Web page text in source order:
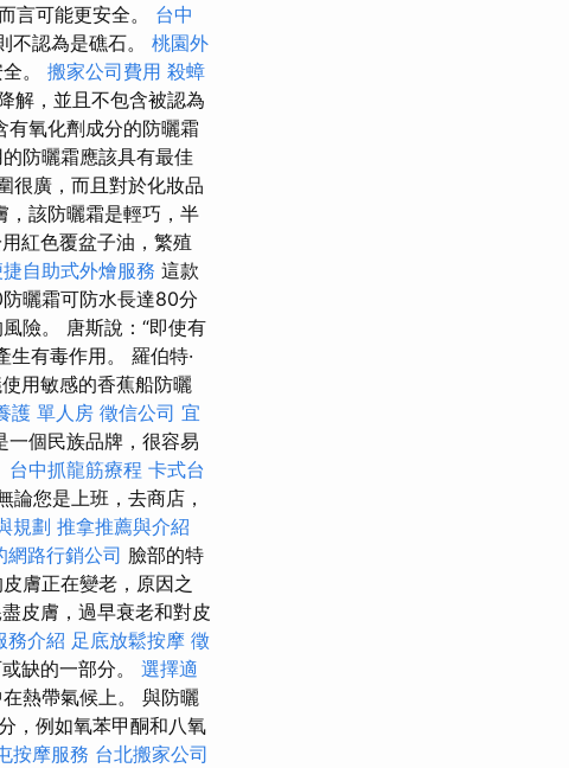
言可能更安全。 台中
不認為是礁石。 桃園外
。 搬家公司費用 殺蟑
解，並且不包含被認為
有氧化劑成分的防曬霜
防曬霜應該具有最佳
很廣，而且對於化妝品
，該防曬霜是輕巧，半
紅色覆盆子油，繁殖
自助式外燴服務 這款
曬霜可防水長達80分
險。 唐斯說：“即使有
有毒作用。 羅伯特·
用敏感的香蕉船防曬
護 單人房 徵信公司 宜
一個民族品牌，很容易
台中抓龍筋療程 卡式台
論您是上班，去商店，
規劃 推拿推薦與介紹
網路行銷公司 臉部的特
膚正在變老，原因之
皮膚，過早衰老和對皮
務介紹 足底放鬆按摩 徵
缺的一部分。 選擇適
熱帶氣候上。 與防曬
，例如氧苯甲酮和八氧
按摩服務 台北搬家公司